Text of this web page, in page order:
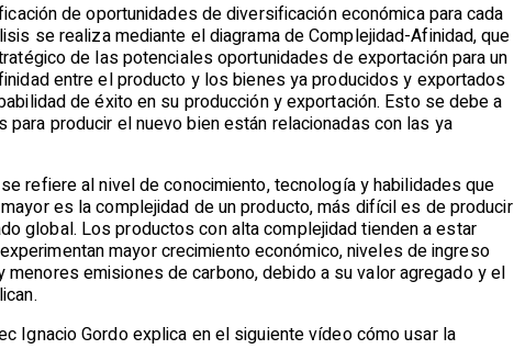
de oportunidades de diversificación económica para cada
se realiza mediante el diagrama de Complejidad-Afinidad, que
de las potenciales oportunidades de exportación para un
entre el producto y los bienes ya producidos y exportados
de éxito en su producción y exportación. Esto se debe a
producir el nuevo bien están relacionadas con las ya
refiere al nivel de conocimiento, tecnología y habilidades que
es la complejidad de un producto, más difícil es de producir
global. Los productos con alta complejidad tienden a estar
mayor crecimiento económico, niveles de ingreso
emisiones de carbono, debido a su valor agregado y el
Ignacio Gordo explica en el siguiente vídeo cómo usar la